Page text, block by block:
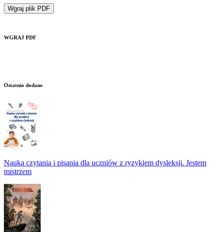
Wgraj plik PDF
WGRAJ PDF
Ostatnio dodane
Nauka czytania i pisania dla uczniów z ryzykiem dysleksji. Jestem
mistrzem